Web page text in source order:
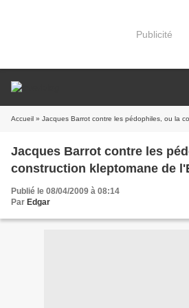
Publicité
Accueil » Jacques Barrot contre les pédophiles, ou la
Jacques Barrot contre les
construction kleptomane de
Publié le 08/04/2009 à 08:14
Par Edgar